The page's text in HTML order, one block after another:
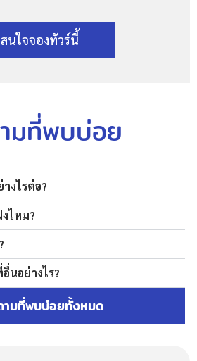
สนใจจองทัวร์นี้
มที่พบบ่อย
งไรต่อ?
ไหม?
นอย่างไร?
ามที่พบบ่อยทั้งหมด